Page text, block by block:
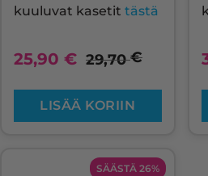
kuuluvat kasetit tästä
25,90 € 29,70€
LISÄÄ KORIIN
SÄÄSTÄ 26%